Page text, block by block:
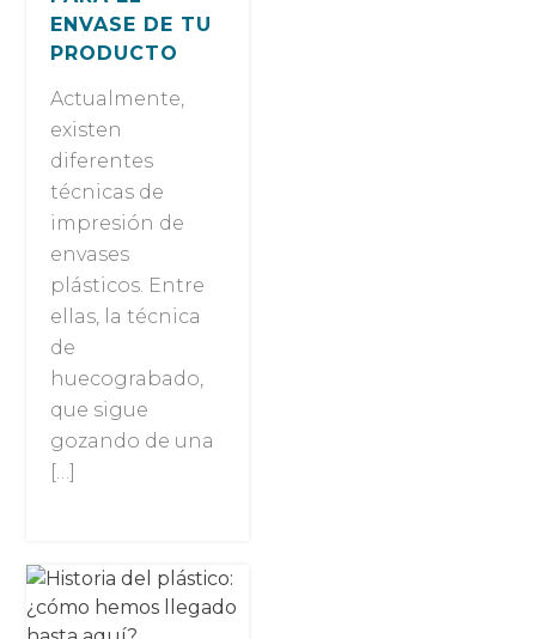
ENVASE DE TU
PRODUCTO
Actualmente,
existen
diferentes
técnicas de
impresión de
envases
plásticos. Entre
ellas, la técnica
de
huecograbado,
que sigue
gozando de una
[…]